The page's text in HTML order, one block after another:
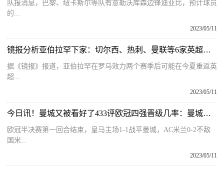
队报消息，巴黎、纽卡斯尔等队有意勒沃库森边锋迪亚比，预计球员
的...
2023/05/11
镜报分析亚伯拉罕下家：切尔西、热刺、曼联等6家英超俱乐部在列 环球实时
据《镜报》报道，亚伯拉罕在罗马效力两个赛季后可能在今夏重返英
超...
2023/05/11
今日讯！曼城又被看好了433评欧冠四强晋级几率：曼城七成，国米达94%
欧冠半决赛第一回合结束，皇马主场1-1战平曼城，AC米兰0-2不敌
国米...
2023/05/11